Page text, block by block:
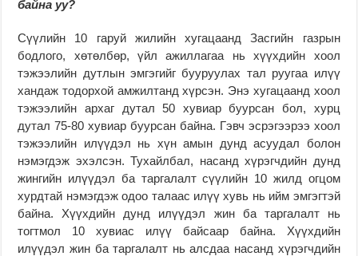
байна уу?
Сүүлийн 10 гаруй жилийн хугацаанд Засгийн газрын
бодлого, хөтөлбөр, үйл ажиллагаа нь хүүхдийн хоол
тэжээлийн дутлын эмгэгийг бууруулах тал руугаа илүү
хандаж тодорхой амжилтанд хүрсэн. Энэ хугацаанд хоол
тэжээлийн архаг дутал 50 хувиар буурсан бол, хурц
дутал 75-80 хувиар буурсан байна. Гэвч эсрэгээрээ хоол
тэжээлийн илүүдэл нь хүн амын дунд асуудал болон
нэмэгдэж эхэлсэн. Тухайлбал, насанд хүрэгчдийн дунд
жингийн илүүдэл ба таргалалт сүүлийн 10 жилд огцом
хурдтай нэмэгдэж одоо талаас илүү хувь нь ийм эмгэгтэй
байна. Хүүхдийн дунд илүүдэл жин ба таргалалт нь
тогтмол 10 хувиас илүү байсаар байна. Хүүхдийн
илүүдэл жин ба таргалалт нь алсдаа насанд хүрэгчдийн